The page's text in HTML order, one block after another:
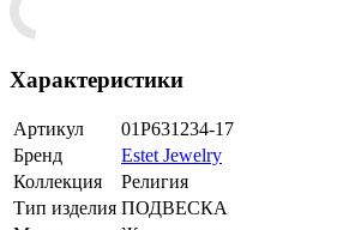
Характеристики
Артикул
01Р631234-17
Бренд
Estet Jewelry
Коллекция
Религия
Тип изделия ПОДВЕСКА